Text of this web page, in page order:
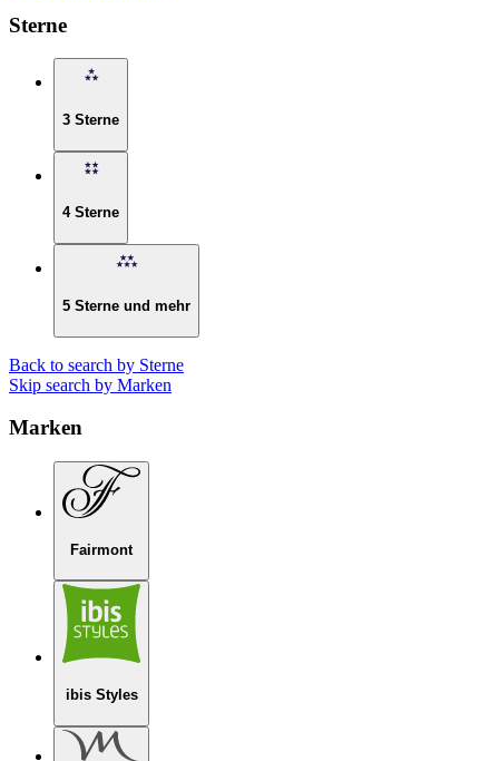
Sterne
3 Sterne
4 Sterne
5 Sterne und mehr
Back to search by Sterne
Skip search by Marken
Marken
Fairmont
ibis Styles